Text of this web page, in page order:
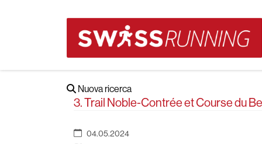
Nuova ricerca
3. Trail Noble-Contrée et Course du
04.05.2024